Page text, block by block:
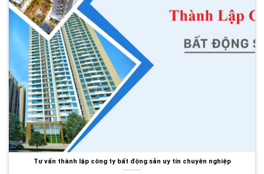
Tư vấn thành lập công ty bất động sản uy tín chuyên nghiệp